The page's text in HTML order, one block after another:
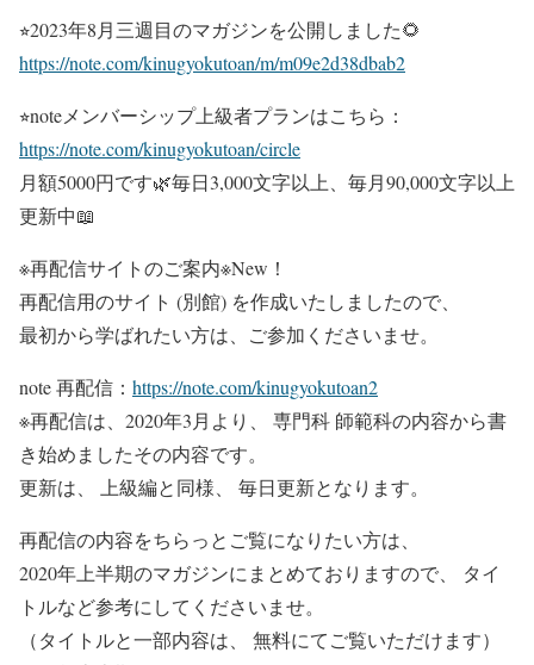
⭐︎2023年8月三週目のマガジンを公開しました🌻
https://note.com/kinugyokutoan/m/m09e2d38dbab2
⭐︎noteメンバーシップ上級者プランはこちら：
https://note.com/kinugyokutoan/circle
月額5000円です🌿毎日3,000文字以上、毎月90,000文字以上
更新中📖
※再配信サイトのご案内※New！
再配信用のサイト (別館) を作成いたしましたので、
最初から学ばれたい方は、ご参加くださいませ。
note 再配信： https://note.com/kinugyokutoan2
※再配信は、2020年3月より、 専門科 師範科の内容から書
き始めましたその内容です。
更新は、 上級編と同様、 毎日更新となります。
再配信の内容をちらっとご覧になりたい方は、
2020年上半期のマガジンにまとめておりますので、 タイ
トルなど参考にしてくださいませ。
（タイトルと一部内容は、 無料にてご覧いただけます）